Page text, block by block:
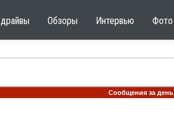
Обзоры Интервью Фото
Сообщения за день